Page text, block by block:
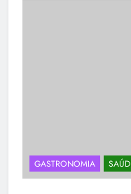
GASTRONOMIA